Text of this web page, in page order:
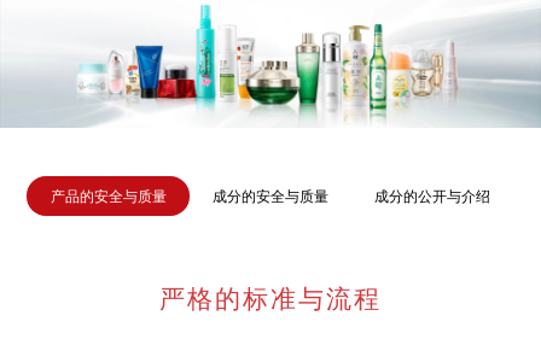
产品的安全与质量 成分的安全与质量 成分的公开与介绍
严格的标准与流程